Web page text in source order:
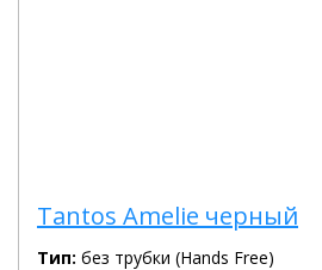
Tantos Amelie черный
Тип: без трубки (Hands Free)